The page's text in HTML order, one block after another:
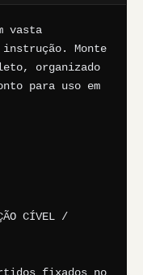
vasta
Monte
organizado
para uso em
CÍVEL /